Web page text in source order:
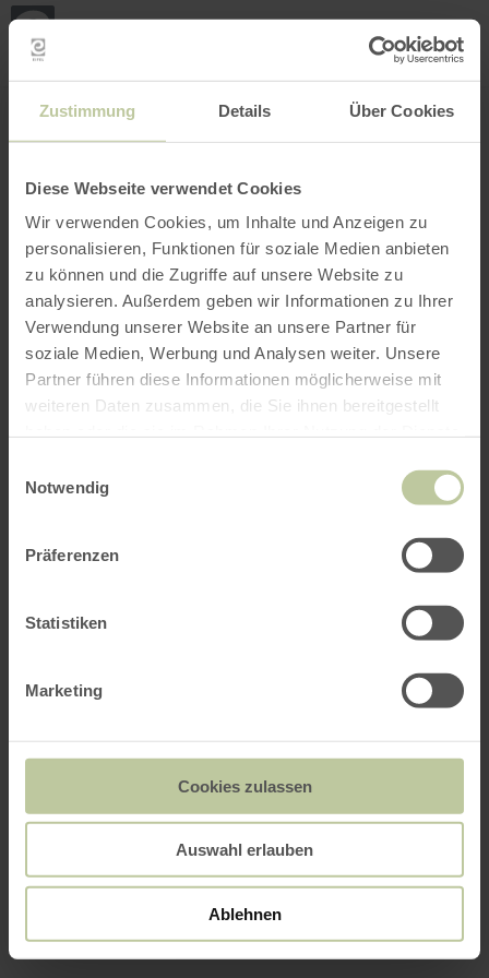
Zustimmung Details Über Cookies
Diese Webseite verwendet Cookies
Wir verwenden Cookies, um Inhalte und Anzeigen zu
personalisieren, Funktionen für soziale Medien anbieten
zu können und die Zugriffe auf unsere Website zu
analysieren. Außerdem geben wir Informationen zu Ihrer
Verwendung unserer Website an unsere Partner für
soziale Medien, Werbung und Analysen weiter. Unsere
Partner führen diese Informationen möglicherweise mit
weiteren Daten zusammen, die Sie ihnen bereitgestellt
Notwendig
Präferenzen
Statistiken
Marketing
Cookies zulassen
Auswahl erlauben
Ablehnen
INTERAKTIVE KARTE
Filter öffnen